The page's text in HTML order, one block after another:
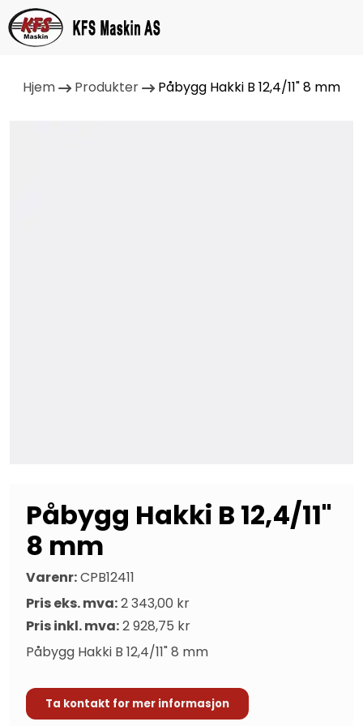
Hjem Produkter Påbygg Hakki B 12,4/11" 8 mm
Påbygg Hakki B 12,4/11"
8 mm
Varenr:CPB12411
Pris eks. mva:2 343,00 kr
Pris inkl. mva:2 928,75 kr
Påbygg Hakki B 12,4/11" 8 mm
Ta kontakt for mer informasjon